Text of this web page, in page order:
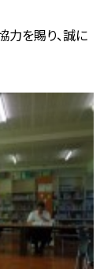
力を賜り、誠に